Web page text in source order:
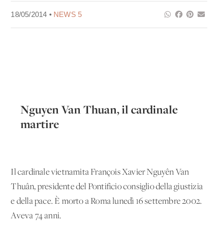
18/05/2014 • NEWS 5
Nguyen Van Thuan, il cardinale
martire
Il cardinale vietnamita François Xavier Nguyên Van
Thuân, presidente del Pontificio consiglio della giustizia
e della pace. È morto a Roma lunedì 16 settembre 2002.
Aveva 74 anni.